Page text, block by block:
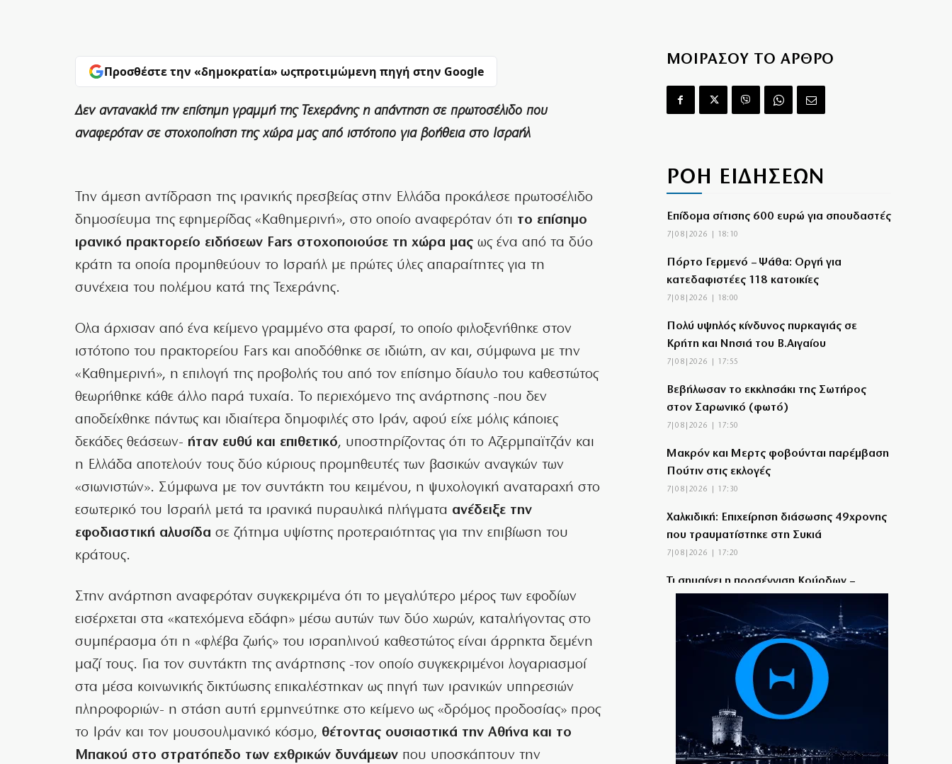
Προσθέστε την «δημοκρατία» ωςπροτιμώμενη πηγή στην Google
Δεν αντανακλά την επίσημη γραμμή της Τεχεράνης η απάντηση σε πρωτοσέλιδο που
αναφερόταν σε στοχοποίηση της χώρα μας από ιστότοπο για βοήθεια στο Ισραήλ
Την άμεση αντίδραση της ιρανικής πρεσβείας στην Ελλάδα προκάλεσε πρωτοσέλιδο
δημοσίευμα της εφημερίδας «Καθημερινή», στο οποίο αναφερόταν ότι το επίσημο
ιρανικό πρακτορείο ειδήσεων Fars στοχοποιούσε τη χώρα μας ως ένα από τα δύο
κράτη τα οποία προμηθεύουν το Ισραήλ με πρώτες ύλες απαραίτητες για τη
συνέχεια του πολέμου κατά της Τεχεράνης.
Ολα άρχισαν από ένα κείμενο γραμμένο στα φαρσί, το οποίο φιλοξενήθηκε στον
ιστότοπο του πρακτορείου Fars και αποδόθηκε σε ιδιώτη, αν και, σύμφωνα με την
«Καθημερινή», η επιλογή της προβολής του από τον επίσημο δίαυλο του καθεστώτος
θεωρήθηκε κάθε άλλο παρά τυχαία. Το περιεχόμενο της ανάρτησης -που δεν
αποδείχθηκε πάντως και ιδιαίτερα δημοφιλές στο Ιράν, αφού είχε μόλις κάποιες
δεκάδες θεάσεων- ήταν ευθύ και επιθετικό, υποστηρίζοντας ότι το Αζερμπαϊτζάν και
η Ελλάδα αποτελούν τους δύο κύριους προμηθευτές των βασικών αναγκών των
«σιωνιστών». Σύμφωνα με τον συντάκτη του κειμένου, η ψυχολογική αναταραχή στο
εσωτερικό του Ισραήλ μετά τα ιρανικά πυραυλικά πλήγματα ανέδειξε την
εφοδιαστική αλυσίδα σε ζήτημα υψίστης προτεραιότητας για την επιβίωση του
κράτους.
Στην ανάρτηση αναφερόταν συγκεκριμένα ότι το μεγαλύτερο μέρος των εφοδίων
εισέρχεται στα «κατεχόμενα εδάφη» μέσω αυτών των δύο χωρών, καταλήγοντας στο
συμπέρασμα ότι η «φλέβα ζωής» του ισραηλινού καθεστώτος είναι άρρηκτα δεμένη
μαζί τους. Για τον συντάκτη της ανάρτησης -τον οποίο συγκεκριμένοι λογαριασμοί
στα μέσα κοινωνικής δικτύωσης επικαλέστηκαν ως πηγή των ιρανικών υπηρεσιών
πληροφοριών- η στάση αυτή ερμηνεύτηκε στο κείμενο ως «δρόμος προδοσίας» προς
το Ιράν και τον μουσουλμανικό κόσμο, θέτοντας ουσιαστικά την Αθήνα και το
Μπακού στο στρατόπεδο των εχθρικών δυνάμεων που υποσκάπτουν την
ΜΟΙΡΑΣΟΥ ΤΟ ΑΡΘΡΟ
ΡΟΗ ΕΙΔΗΣΕΩΝ
Επίδομα σίτισης 600 ευρώ για σπουδαστές
7|08|2026 | 18:10
Πόρτο Γερμενό – Ψάθα: Οργή για
κατεδαφιστέες 118 κατοικίες
7|08|2026 | 18:00
Πολύ υψηλός κίνδυνος πυρκαγιάς σε
Κρήτη και Νησιά του Β.Αιγαίου
7|08|2026 | 17:55
Βεβήλωσαν το εκκλησάκι της Σωτήρος
στον Σαρωνικό (φωτό)
7|08|2026 | 17:50
Μακρόν και Μερτς φοβούνται παρέμβαση
Πούτιν στις εκλογές
7|08|2026 | 17:30
Χαλκιδική: Επιχείρηση διάσωσης 49χρονης
που τραυματίστηκε στη Συκιά
7|08|2026 | 17:20
Τι σημαίνει η προσέγγιση Κούρδων –
7|08|2026 | 17:18
Φτάνει στην κορύφωση της η έξοδος των
7|08|2026 | 17:15
Επικοινωνία Πούτιν – Μοχάμεντ μπιν
Ζάγεντ για Κόλπο και Ουκρανία
7|08|2026 | 17:10